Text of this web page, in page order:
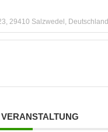
29410 Salzwedel, Deutschland